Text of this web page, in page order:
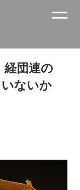
経団連の
いないか